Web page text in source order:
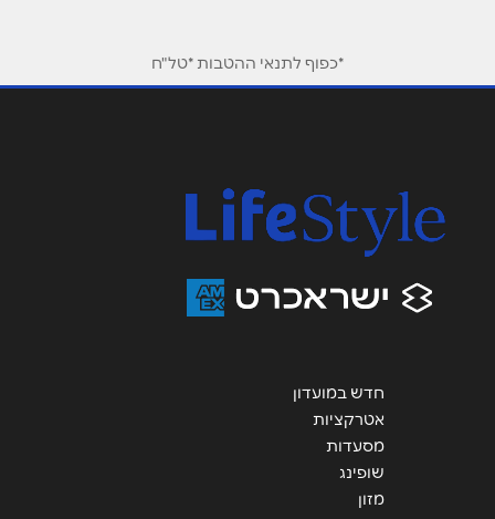
אנא חזרו אלי בקשר ל...
*כפוף לתנאי ההטבות *טל"ח
חדש במועדון
אטרקציות
מסעדות
שופינג
מזון